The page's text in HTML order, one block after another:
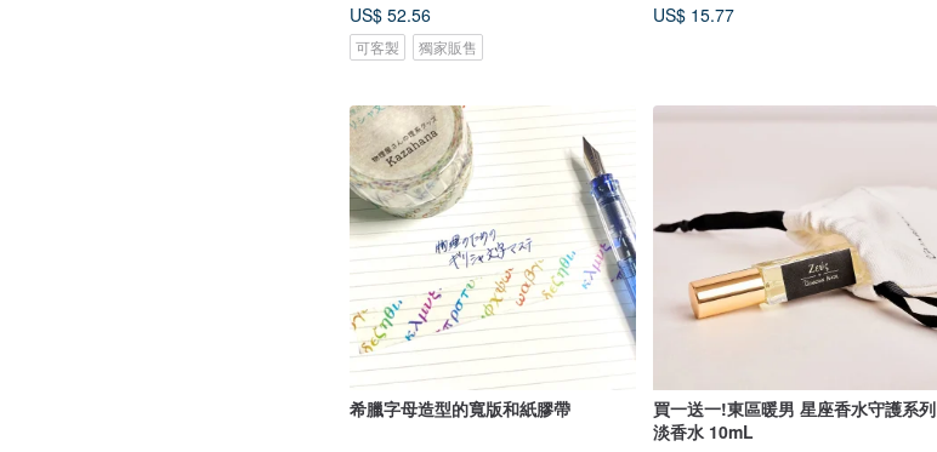
US$ 52.56
可客製 獨家販售
US$ 15.77
希臘字母造型的寬版和紙膠帶
買一送一!東區暖男 星座香水守護系列
淡香水 10mL